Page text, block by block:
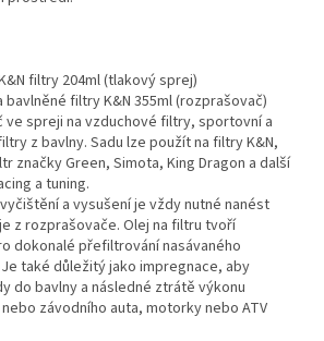
filtry 204ml (tlakový sprej)
filtry K&N 355ml (rozprašovač)
ve spreji na vzduchové filtry, sportovní a
z bavlny. Sadu lze použít na filtry K&N,
značky Green, Simota, King Dragon a další
a tuning.
a vysušení je vždy nutné nanést
z rozprašovače. Olej na filtru tvoří
dokonalé přefiltrování nasávaného
také důležitý jako impregnace, aby
do bavlny a následné ztrátě výkonu
závodního auta, motorky nebo ATV